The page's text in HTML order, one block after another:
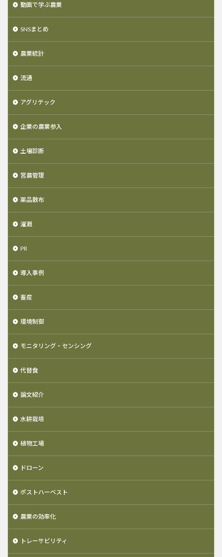
動画で学ぶ農業
SNSまとめ
農業統計
流通
アグリテック
企業の農業参入
土壌診断
営農管理
薬品散布
灌漑
PR
導入事例
畜産
環境制御
モニタリング・センシング
代替食
論文紹介
水耕栽培
植物工場
ドローン
ポストハーベスト
農業の効率化
トレーサビリティ